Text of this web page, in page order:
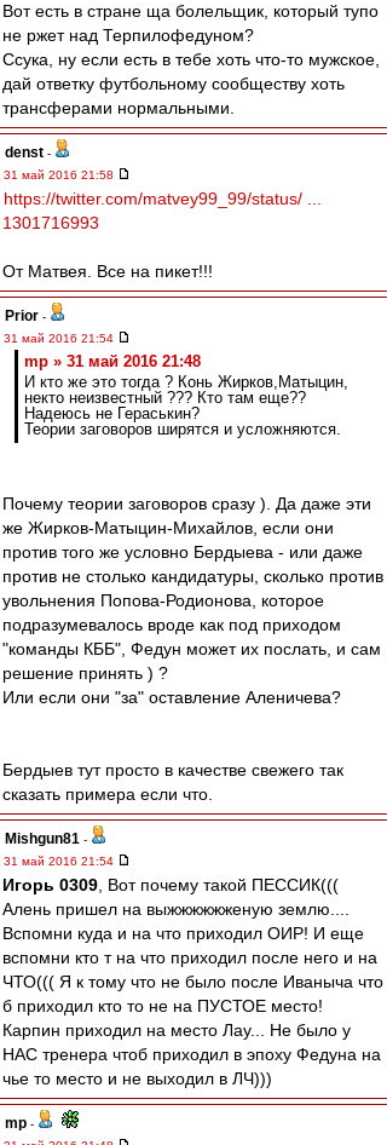
Вот есть в стране ща болельщик, который тупо
не ржет над Терпилофедуном?
Ссука, ну если есть в тебе хоть что-то мужское,
дай ответку футбольному сообществу хоть
трансферами нормальными.
denst -
31 май 2016 21:58
https://twitter.com/matvey99_99/status/ ...
1301716993
От Матвея. Все на пикет!!!
Prior -
31 май 2016 21:54
mp » 31 май 2016 21:48
И кто же это тогда ? Конь Жирков,Матыцин,
некто неизвестный ??? Кто там еще??
Надеюсь не Гераськин?
Теории заговоров ширятся и усложняются.
Почему теории заговоров сразу ). Да даже эти
же Жирков-Матыцин-Михайлов, если они
против того же условно Бердыева - или даже
против не столько кандидатуры, сколько против
увольнения Попова-Родионова, которое
подразумевалось вроде как под приходом
"команды КББ", Федун может их послать, и сам
решение принять ) ?
Или если они "за" оставление Аленичева?
Бердыев тут просто в качестве свежего так
сказать примера если что.
Mishgun81 -
31 май 2016 21:54
Игорь 0309 , Вот почему такой ПЕССИК(((
Алень пришел на выжжжжжженую землю....
Вспомни куда и на что приходил ОИР! И еще
вспомни кто т на что приходил после него и на
ЧТО((( Я к тому что не было после Иваныча что
б приходил кто то не на ПУСТОЕ место!
Карпин приходил на место Лау... Не было у
НАС тренера чтоб приходил в эпоху Федуна на
чье то место и не выходил в ЛЧ)))
mp -